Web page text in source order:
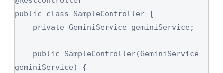
public class SampleController {
geminiService) {